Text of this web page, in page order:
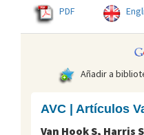
PDF
Añadir a
AVC | Artículos
Van Hook S, Harris